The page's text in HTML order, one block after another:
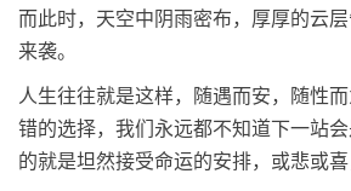
而此时，天空中阴雨密布，厚厚的云
来袭。
人生往往就是这样，随遇而安，随性
错的选择，我们永远都不知道下一站
的就是坦然接受命运的安排，或悲或喜